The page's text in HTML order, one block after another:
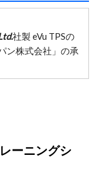
社製 eVu TPSの
ン株式会社」の承
ーニングシ